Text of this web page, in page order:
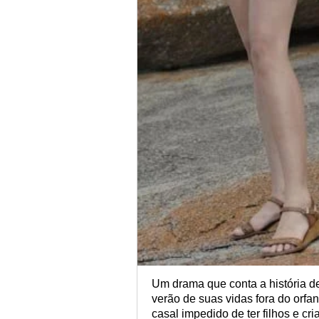
Um drama que conta a história
verão de suas vidas fora do
casal impedido de ter filhos e